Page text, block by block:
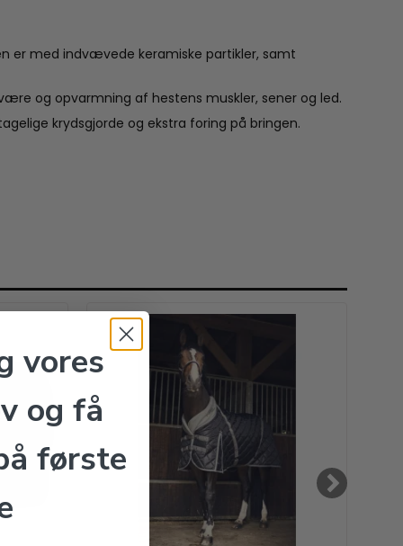
er med indvævede keramiske partikler, samt
og opvarmning af hestens muskler, sener og led.
krydsgjorde og ekstra foring på bringen.
vores
og få
første